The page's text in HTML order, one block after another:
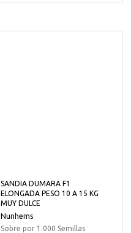
SANDIA DUMARA F1
ELONGADA PESO 10 A 15 KG
MUY DULCE
Nunhems
Sobre por 1.000 Semillas